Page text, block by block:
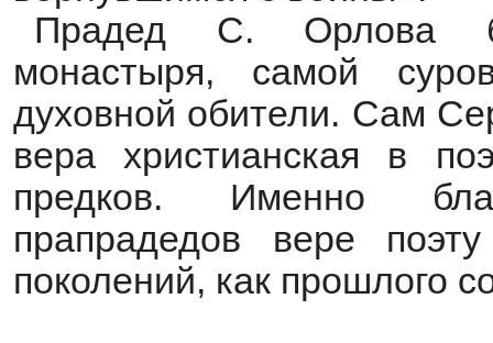
Прадед С. Орлова
монастыря, самой
духовной обители. Сам
вера христианская в
предков. Именно
прапрадедов вере
поколений, как прошлого